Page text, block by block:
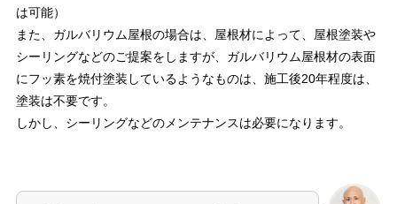
は可能）
また、ガルバリウム屋根の場合は、屋根材によって、屋根塗装や
シーリングなどのご提案をしますが、ガルバリウム屋根材の表面
にフッ素を焼付塗装しているようなものは、施工後20年程度は、
塗装は不要です。
しかし、シーリングなどのメンテナンスは必要になります。